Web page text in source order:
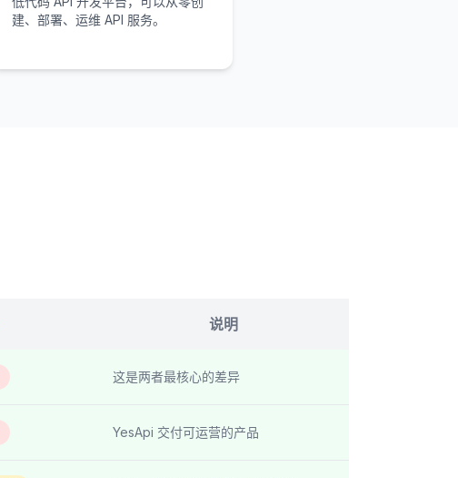
建、部署、运维 API 服务。
说明
这是两者最核心的差异
YesApi 交付可运营的产品